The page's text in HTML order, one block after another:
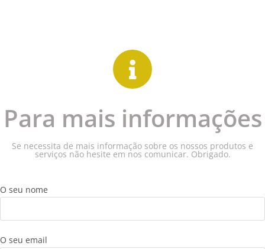
Para mais informações
Se necessita de mais informação sobre os nossos produtos e
serviços não hesite em nos comunicar. Obrigado.
O seu nome
O seu email